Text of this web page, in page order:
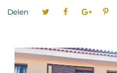
Delen